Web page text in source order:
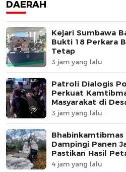
DAERAH
Kejari Sumbawa
Bukti 18 Perkara
Tetap
3 jam yang lalu
Patroli Dialogis
Perkuat
Masyarakat di
3 jam yang lalu
Bhabinkamtibmas
Dampingi Panen
Pastikan Hasil
4 jam yang lalu